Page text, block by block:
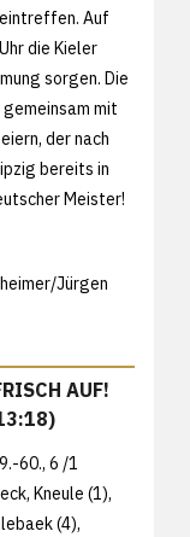
Auf
die Kieler
sorgen. Die
mit
der nach
bereits in
Meister!
Jürgen
AUF!
60., 6 /1
Kneule (1),
(4),